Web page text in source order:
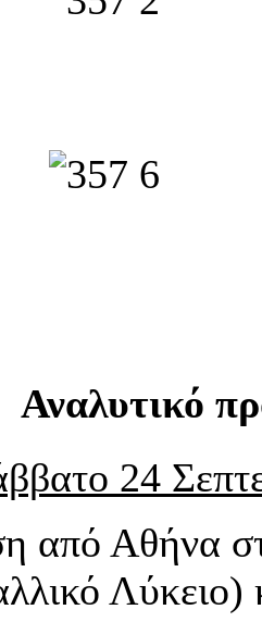
Αναλυτικό
24
από Αθήνα